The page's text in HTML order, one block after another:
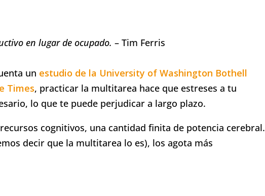
en lugar de ocupado. – Tim Ferris
un estudio de la University of Washington Bothell
Times, practicar la multitarea hace que estreses a tu
lo que te puede perjudicar a largo plazo.
cognitivos, una cantidad finita de potencia cerebral.
decir que la multitarea lo es), los agota más